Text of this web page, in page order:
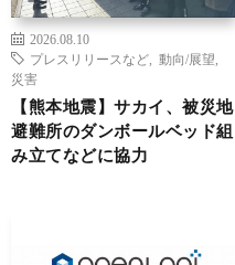
2026.08.10
プレスリリースなど
動向/展望
災害
【熊本地震】サカイ、被災地
避難所のダンボールベッド組
み立てなどに協力